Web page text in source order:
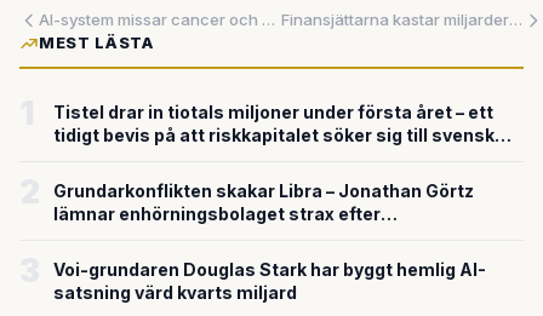
AI-system missar cancer och penningtvätt – nya studier avslöjar omfattande säkerhetsbrister
Finansjättarna kastar miljarderna på AI – efter år av tveksamhet
MEST LÄSTA
Tistel drar in tiotals miljoner under första året – ett
tidigt bevis på att riskkapitalet söker sig till svensk
Grundarkonflikten skakar Libra – Jonathan Görtz
lämnar enhörningsbolaget strax efter
Voi-grundaren Douglas Stark har byggt hemlig AI-
satsning värd kvarts miljard